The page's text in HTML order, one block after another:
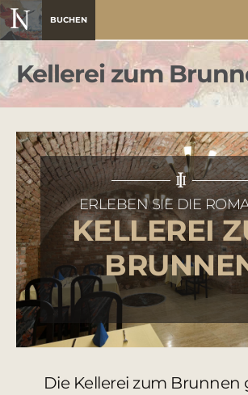
BUCHEN
Kellerei zum
ERLEBEN SIE DIE
KELLEREI
Die Kellerei zum Brunnen